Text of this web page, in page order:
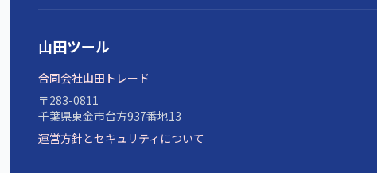
山田ツール
合同会社山田トレード
〒283-0811
千葉県東金市台方937番地13
運営方針とセキュリティについて